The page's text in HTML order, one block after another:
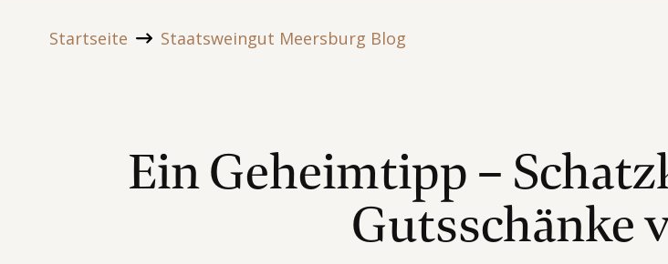
Startseite Staatsweingut Meersburg Blog
Ein Geheimtipp –
Gutsschänke